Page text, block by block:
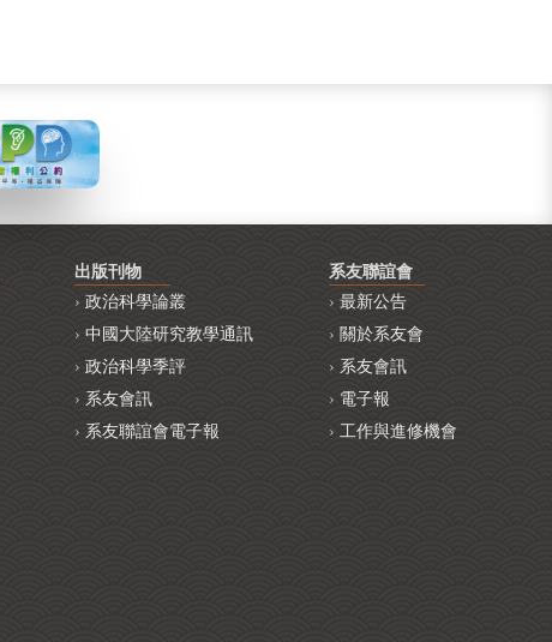
出版刊物
政治科學論叢
中國大陸研究教學通訊
政治科學季評
系友會訊
系友聯誼會電子報
系友聯誼會
最新公告
關於系友會
系友會訊
電子報
工作與進修機會